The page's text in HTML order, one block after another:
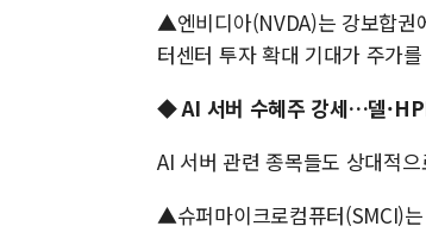
▲엔비디아(NVDA)는 강보합권
터센터 투자 확대 기대가 주가
◆ AI 서버 수혜주 강세…델
AI 서버 관련 종목들도 상대적
▲슈퍼마이크로컴퓨터(SMCI)